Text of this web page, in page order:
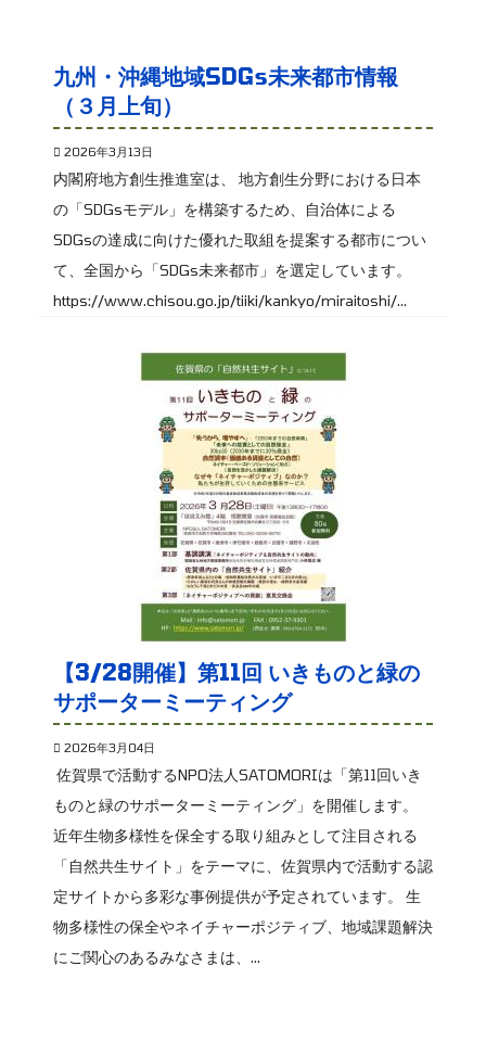
九州・沖縄地域SDGs未来都市情報
（３月上旬）
2026年3月13日
内閣府地方創生推進室は、 地方創生分野における日本
の「SDGsモデル」を構築するため、自治体による
SDGsの達成に向けた優れた取組を提案する都市につい
て、全国から「SDGs未来都市」を選定しています。
https://www.chisou.go.jp/tiiki/kankyo/miraitoshi/...
【3/28開催】第11回 いきものと緑の
サポーターミーティング
2026年3月04日
佐賀県で活動するNPO法人SATOMORIは「第11回いき
ものと緑のサポーターミーティング」を開催します。
近年生物多様性を保全する取り組みとして注目される
「自然共生サイト」をテーマに、佐賀県内で活動する認
定サイトから多彩な事例提供が予定されています。 生
物多様性の保全やネイチャーポジティブ、地域課題解決
にご関心のあるみなさまは、...